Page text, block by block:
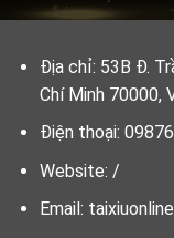
Địa chỉ: 53B Đ.
Chí Minh 70000,
Điện thoại:
Website: /
Email: